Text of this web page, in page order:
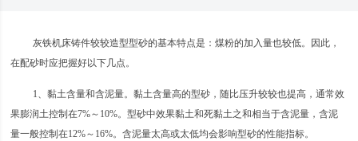
灰铁机床铸件较较造型型砂的基本特点是：煤粉的加入量也较低。因此，
在配砂时应把握好以下几点。
1、黏土含量和含泥量。黏土含量高的型砂，随比压升较较也提高，通常效
果膨润土控制在7%～10%。型砂中效果黏土和死黏土之和相当于含泥量，含泥
量一般控制在12%～16%。含泥量太高或太低均会影响型砂的性能指标。